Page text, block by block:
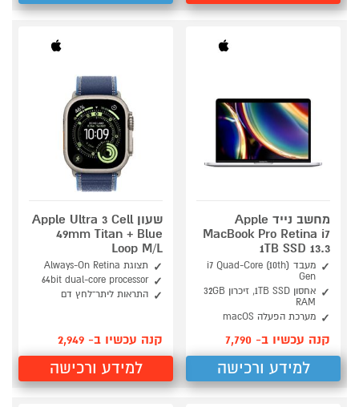
מחשב נייד Apple
MacBook Pro Retina i7
1TB SSD 13.3
מעבד (i7 Quad-Core (10th
Gen
אחסון 1TB SSD, זיכרון 32GB
RAM
מערכת הפעלה macOS
קנה עכשיו ב- 7,790
למידע ורכישה
שעון Apple Ultra 3 Cell
49mm Titan + Blue
Loop M/L
תצוגת Always-On Retina
64bit dual-core processor
התראות ליתר־לחץ דם
קנה עכשיו ב- 2,949
למידע ורכישה